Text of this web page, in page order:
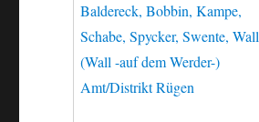
Baldereck, Bobbin, Kampe,
Schabe, Spycker, Swente, Wall
(Wall -auf dem Werder-)
Amt/Distrikt Rügen